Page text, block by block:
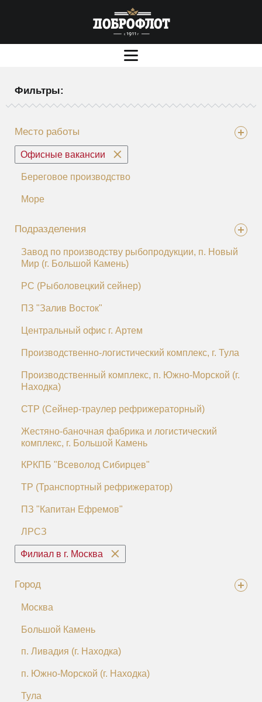
Фильтры:
Место работы
Офисные вакансии
Береговое производство
Море
Подразделения
Завод по производству рыбопродукции, п. Новый
Мир (г. Большой Камень)
РС (Рыболовецкий сейнер)
ПЗ "Залив Восток"
Центральный офис г. Артем
Производственно-логистический комплекс, г. Тула
Производственный комплекс, п. Южно-Морской (г.
Находка)
СТР (Сейнер-траулер рефрижераторный)
Жестяно-баночная фабрика и логистический
комплекс, г. Большой Камень
КРКПБ "Всеволод Сибирцев"
ТР (Транспортный рефрижератор)
ПЗ "Капитан Ефремов"
ЛРСЗ
Филиал в г. Москва
Город
Москва
Большой Камень
п. Ливадия (г. Находка)
п. Южно-Морской (г. Находка)
Тула